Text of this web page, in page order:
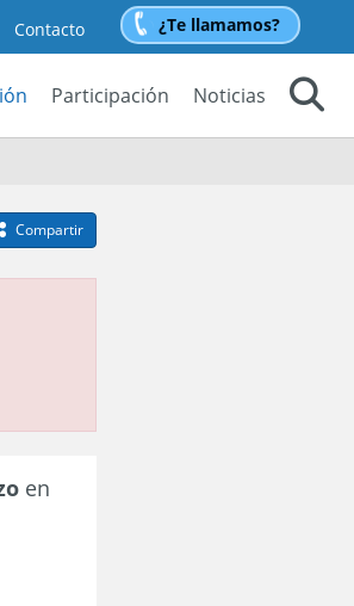
Contacto ¿Te llamamos?
Participación
Noticias
texto
icono compartir
Compartir
en